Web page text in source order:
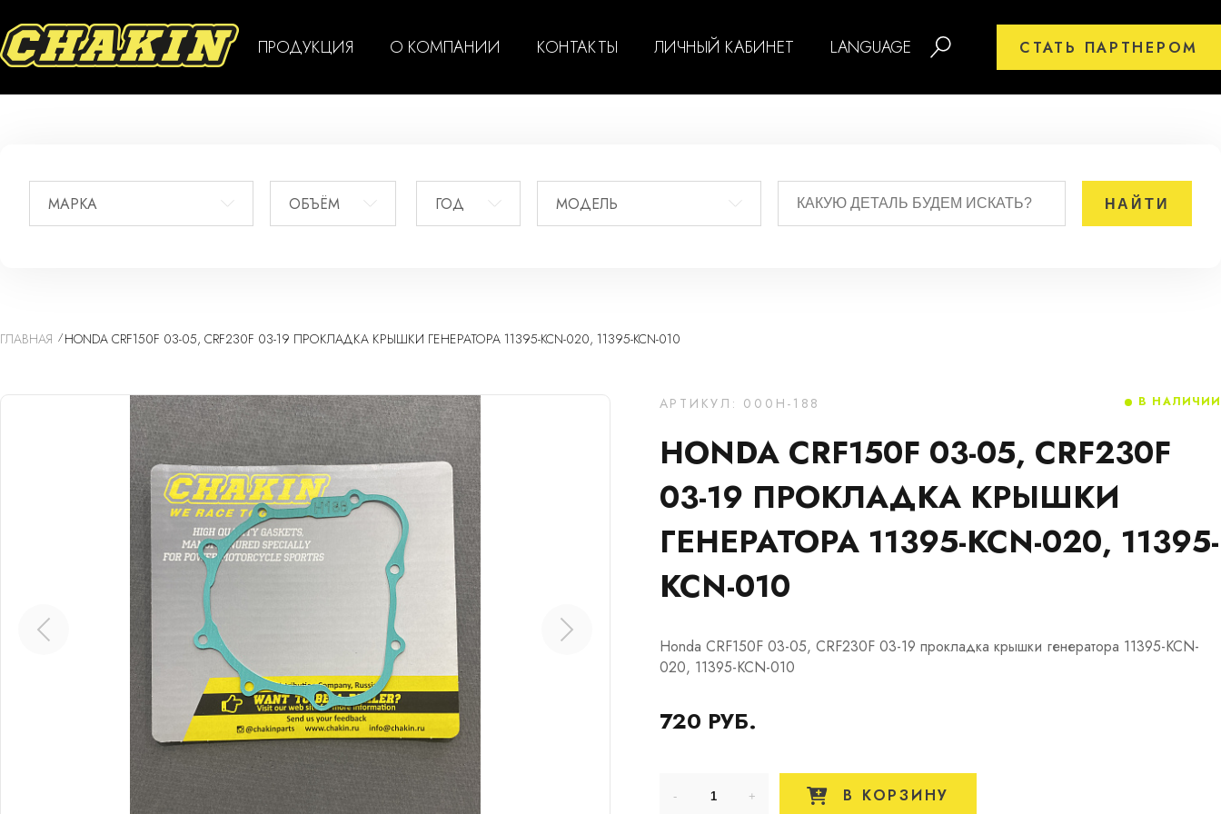
ПРОДУКЦИЯ О КОМПАНИИ КОНТАКТЫ ЛИЧНЫЙ КАБИНЕТ LANGUAGE СТАТЬ ПАРТНЕРОМ
МАРКА ОБЪЁМ ГОД МОДЕЛЬ
ГЛАВНАЯ HONDA CRF150F 03-05, CRF230F 03-19 ПРОКЛАДКА КРЫШКИ ГЕНЕРАТОРА 11395-KCN-020, 11395-KCN-010
АРТИКУЛ: 000H-188
HONDA CRF150F 03-05, CRF230F
03-19 ПРОКЛАДКА КРЫШКИ
ГЕНЕРАТОРА 11395-KCN-020, 11395-
KCN-010
Honda CRF150F 03-05, CRF230F 03-19 прокладка крышки генератора 11395-KCN-
020, 11395-KCN-010
720 РУБ.
В НАЛИЧИИ
В КОРЗИНУ